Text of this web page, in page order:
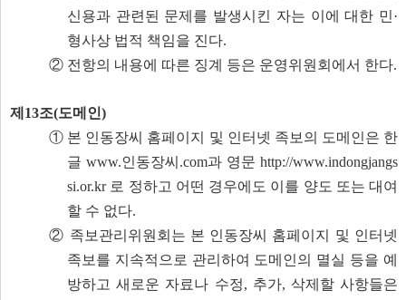
신용과 관련된 문제를 발생시킨 자는 이에 대한 민·
형사상 법적 책임을 진다.
② 전항의 내용에 따른 징계 등은 운영위원회에서 한다.
제13조(도메인)
① 본 인동장씨 홈페이지 및 인터넷 족보의 도메인은 한
글 www.인동장씨.com과 영문 http://www.indongjangs
si.or.kr로 정하고 어떤 경우에도 이를 양도 또는 대여
할 수 없다.
② 족보관리위원회는 본 인동장씨 홈페이지 및 인터넷
족보를 지속적으로 관리하여 도메인의 멸실 등을 예
방하고 새로운 자료나 수정, 추가, 삭제할 사항들은